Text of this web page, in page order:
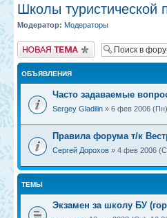
Школы туристической
Модератор: Модераторы
Новая тема
ОБЪЯВЛЕНИЯ
Часто задаваемые
Sergey Gladilin » 6 фев 2006
Правила форума т/к
Сергей Дорохов » 4 фев 2006
ТЕМЫ
Экзамен за школу БУ